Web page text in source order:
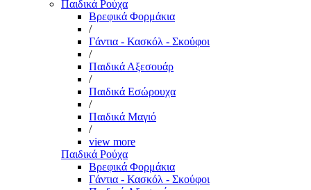
Παιδικά Ρούχα
Βρεφικά Φορμάκια
/
Γάντια - Κασκόλ - Σκούφοι
/
Παιδικά Αξεσουάρ
/
Παιδικά Εσώρουχα
/
Παιδικά Μαγιό
/
view more
Παιδικά Ρούχα
Βρεφικά Φορμάκια
Γάντια - Κασκόλ - Σκούφοι